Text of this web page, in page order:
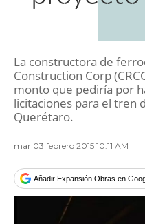
La constructora de
Construction Corp
monto que pediría por
licitaciones para el tren
Querétaro.
mar 03 febrero 2015 10:11 AM
Añadir Expansión Obras en